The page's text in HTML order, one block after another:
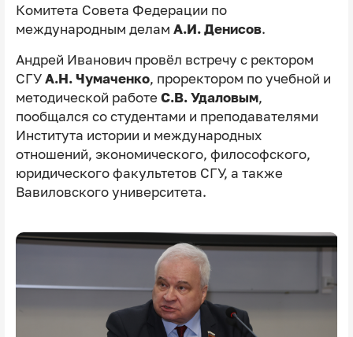
Комитета Совета Федерации по
международным делам А.И. Денисов.
Андрей Иванович провёл встречу с ректором
СГУ А.Н. Чумаченко, проректором по учебной и
методической работе С.В. Удаловым,
пообщался со студентами и преподавателями
Института истории и международных
отношений, экономического, философского,
юридического факультетов СГУ, а также
Вавиловского университета.